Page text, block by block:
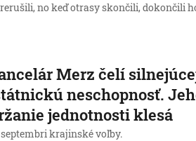
no keď otrasy skončili, dokončili
Merz čelí
neschopnosť.
jednotnosti klesá
krajinské voľby.